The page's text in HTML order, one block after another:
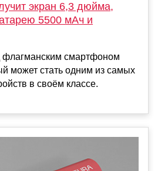
экран 6,3 дюйма,
5500 мАч и
флагманским смартфоном
может стать одним из самых
в своём классе.